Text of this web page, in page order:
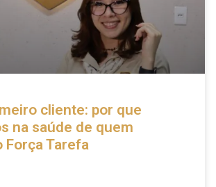
cliente: por que
na saúde de quem
Força Tarefa